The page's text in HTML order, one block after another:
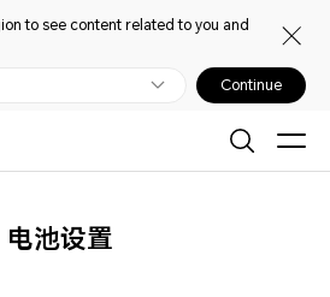
to see content related to you and
Continue
电池设置